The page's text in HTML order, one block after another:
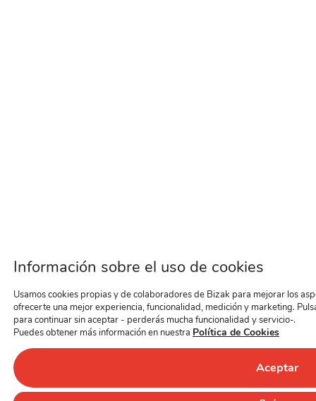
Información sobre el uso de cookies
Usamos cookies propias y de colaboradores de Bizak para mejorar los
ofrecerte una mejor experiencia, funcionalidad, medición y marketing.
para continuar sin aceptar - perderás mucha funcionalidad y servicio-.
Puedes obtener más información en nuestra Política de Cookies
Aceptar